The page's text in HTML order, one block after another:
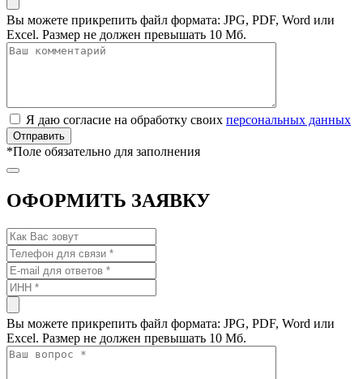
Вы можете прикрепить файл формата: JPG, PDF, Word или
Excel. Размер не должен превышать 10 Мб.
Я даю согласие на обработку своих персональных данных
*Поле обязательно для заполнения
ОФОРМИТЬ ЗАЯВКУ
Вы можете прикрепить файл формата: JPG, PDF, Word или
Excel. Размер не должен превышать 10 Мб.